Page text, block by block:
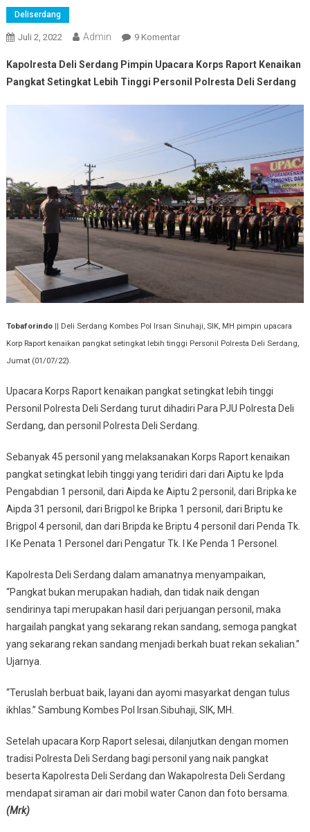
Deliserdang
Juli 2, 2022 Admin 9 KomentarPada
Deli
Serdang
Korps
Raport
Kenaikan
Pangkat
Setingkat
Lebih
Tinggi
Personil
Deli
Serdang
Kapolresta Deli Serdang Pimpin Upacara Korps Raport Kenaikan
Pangkat Setingkat Lebih Tinggi Personil Polresta Deli Serdang
Tobaforindo|| Deli Serdang Kombes Pol Irsan Sinuhaji, SIK, MH pimpin upacara
Korp Raport kenaikan pangkat setingkat lebih tinggi Personil Polresta Deli Serdang,
Jumat (01/07/22).
Upacara Korps Raport kenaikan pangkat setingkat lebih tinggi
Personil Polresta Deli Serdang turut dihadiri Para PJU Polresta Deli
Serdang, dan personil Polresta Deli Serdang.
Sebanyak 45 personil yang melaksanakan Korps Raport kenaikan
pangkat setingkat lebih tinggi yang teridiri dari dari Aiptu ke Ipda
Pengabdian 1 personil, dari Aipda ke Aiptu 2 personil, dari Bripka ke
Aipda 31 personil, dari Brigpol ke Bripka 1 personil, dari Briptu ke
Brigpol 4 personil, dan dari Bripda ke Briptu 4 personil dari Penda Tk.
I Ke Penata 1 Personel dari Pengatur Tk. I Ke Penda 1 Personel.
Kapolresta Deli Serdang dalam amanatnya menyampaikan,
“Pangkat bukan merupakan hadiah, dan tidak naik dengan
sendirinya tapi merupakan hasil dari perjuangan personil, maka
hargailah pangkat yang sekarang rekan sandang, semoga pangkat
yang sekarang rekan sandang menjadi berkah buat rekan sekalian.”
Ujarnya.
“Teruslah berbuat baik, layani dan ayomi masyarkat dengan tulus
ikhlas.” Sambung Kombes Pol Irsan.Sibuhaji, SIK, MH.
Setelah upacara Korp Raport selesai, dilanjutkan dengan momen
tradisi Polresta Deli Serdang bagi personil yang naik pangkat
beserta Kapolresta Deli Serdang dan Wakapolresta Deli Serdang
mendapat siraman air dari mobil water Canon dan foto bersama.
(Mrk)